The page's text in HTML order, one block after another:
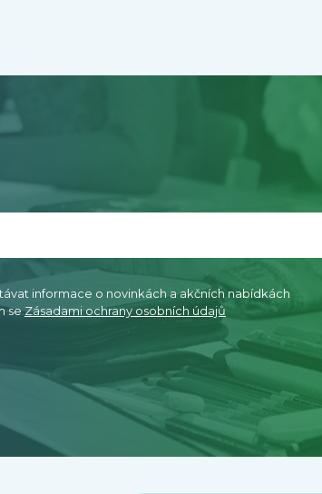
informace o novinkách a akčních nabídkách
seZásadami ochrany osobních údajů